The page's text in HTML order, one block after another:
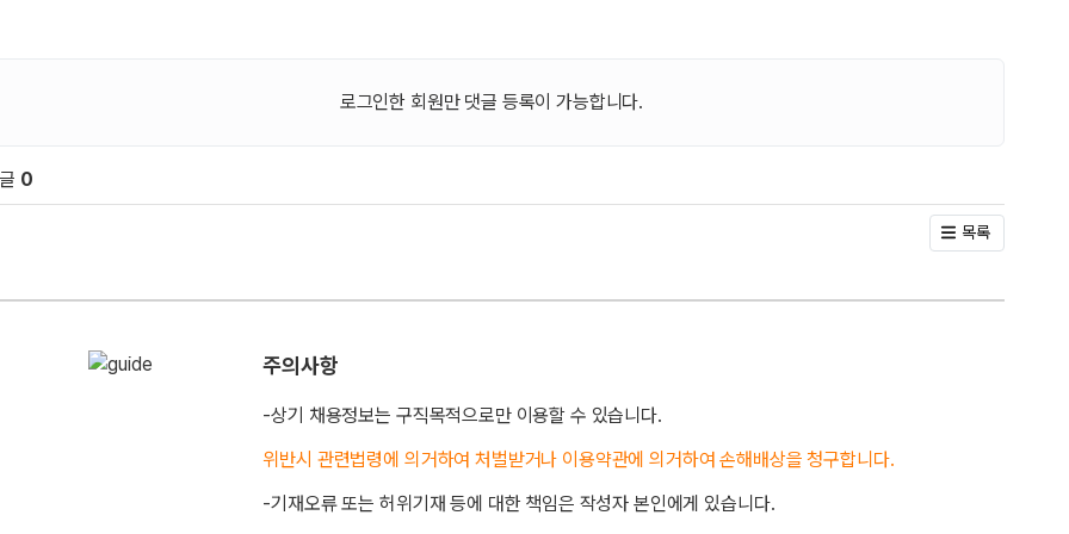
로그인한 회원만 댓글 등록이 가능합니다.
문의 및 댓글
0
목록
주의사항
-상기 채용정보는 구직목적으로만 이용할 수 있습니다.
위반시 관련법령에 의거하여 처벌받거나 이용약관에 의거하여 손해배상을 청구합니다.
-기재오류 또는 허위기재 등에 대한 책임은 작성자 본인에게 있습니다.